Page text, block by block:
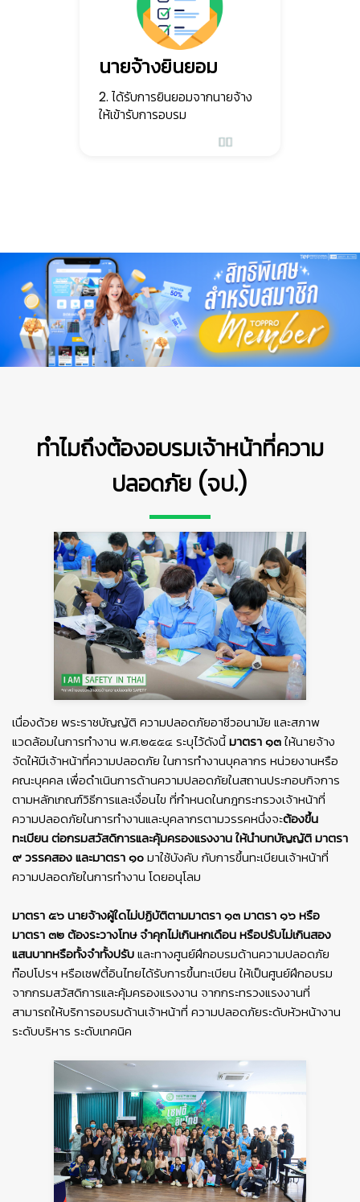
นายจ้างยินยอม
2. ได้รับการยินยอมจากนายจ้าง
ให้เข้ารับการอบรม
ทำไมถึงต้องอบรมเจ้าหน้าที่ความ
ปลอดภัย (จป.)
เนื่องด้วย พระราชบัญญัติ ความปลอดภัยอาชีวอนามัย และสภาพ
แวดล้อมในการทํางาน พ.ศ.๒๕๕๔ ระบุไว้ดังนี้มาตรา ๑๓ให้นายจ้าง
จัดให้มีเจ้าหน้าที่ความปลอดภัย ในการทํางานบุคลากร หน่วยงานหรือ
คณะบุคคล เพื่อดําเนินการด้านความปลอดภัยในสถานประกอบกิจการ
ตามหลักเกณฑ์วิธีการและเงื่อนไข ที่กําหนดในกฎกระทรวงเจ้าหน้าที่
ความปลอดภัยในการทํางานและบุคลากรตามวรรคหนึ่งจะต้องขึ้น
ทะเบียน ต่อกรมสวัสดิการและคุ้มครองแรงงาน ให้นําบทบัญญัติ มาตรา
๙ วรรคสอง และมาตรา ๑๐มาใช้บังคับ กับการขึ้นทะเบียนเจ้าหน้าที่
ความปลอดภัยในการทํางาน โดยอนุโลม
มาตรา ๕๖ นายจ้างผู้ใดไม่ปฏิบัติตามมาตรา ๑๓ มาตรา ๑๖ หรือ
มาตรา ๓๒ ต้องระวางโทษ จําคุกไม่เกินหกเดือน หรือปรับไม่เกินสอง
แสนบาทหรือทั้งจําทั้งปรับและทางศูนย์ฝึกอบรมด้านความปลอดภัย
ท๊อปโปรฯ หรือเซฟตี้อินไทยได้รับการขึ้นทะเบียน ให้เป็นศูนย์ฝึกอบรม
จากกรมสวัสดิการและคุ้มครองแรงงาน จากกระทรวงแรงงานที่
สามารถให้บริการอบรมด้านเจ้าหน้าที่ ความปลอดภัยระดับหัวหน้างาน
ระดับบริหาร ระดับเทคนิค